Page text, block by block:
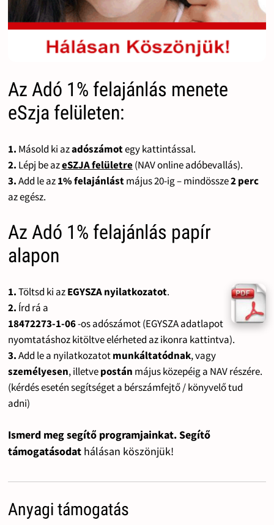
Az Adó 1% felajánlás menete
eSzja felületen:
1. Másold ki azadószámotegy kattintással.
2. Lépj be azeSZJA felületre(NAV online adóbevallás).
3.Add le az1% felajánlástmájus 20-ig – mindössze2 perc
az egész.
Az Adó 1% felajánlás papír
alapon
1.Töltsd ki azEGYSZA nyilatkozatot.
2. Írd rá a
18472273-1-06-os adószámot (EGYSZA adatlapot
nyomtatáshoz kitöltve elérheted az ikonra kattintva).
3.Add le a nyilatkozatotmunkáltatódnak, vagy
személyesen, illetvepostán május közepéig a NAV részére.
(kérdés esetén segítséget a bérszámfejtő / könyvelő tud
adni)
Ismerd meg segítő programjainkat. Segítő
támogatásodat hálásan köszönjük!
Anyagi támogatás